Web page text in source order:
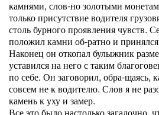
камнями, слов-но золотыми
только присутствие водителя
столь бурного проявления чувств.
положил камни об-ратно и
Наконец он откопал булыжник
уставился на него с таким
по себе. Он заговорил, обра-щаясь,
совсем не к водителю. Слов я не
камень к уху и замер.